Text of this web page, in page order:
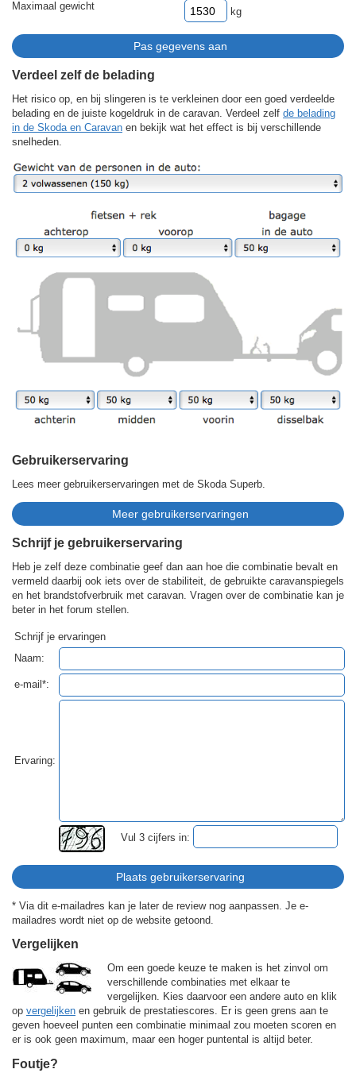
Maximaal gewicht kg
Verdeel zelf de belading
Het risico op, en bij slingeren is te verkleinen door een goed verdeelde
belading en de juiste kogeldruk in de caravan. Verdeel zelf de belading
in de Skoda en Caravan en bekijk wat het effect is bij verschillende
snelheden.
Gebruikerservaring
Lees meer gebruikerservaringen met de Skoda Superb.
Schrijf je gebruikerservaring
Heb je zelf deze combinatie geef dan aan hoe die combinatie bevalt en
vermeld daarbij ook iets over de stabiliteit, de gebruikte caravanspiegels
en het brandstofverbruik met caravan. Vragen over de combinatie kan je
beter in het forum stellen.
Schrijf je ervaringen
Naam:
e-mail*:
Ervaring:
Vul 3 cijfers in:
* Via dit e-mailadres kan je later de review nog aanpassen. Je e-
mailadres wordt niet op de website getoond.
Vergelijken
Om een goede keuze te maken is het zinvol om
verschillende combinaties met elkaar te
vergelijken. Kies daarvoor een andere auto en klik
op vergelijken en gebruik de prestatiescores. Er is geen grens aan te
geven hoeveel punten een combinatie minimaal zou moeten scoren en
er is ook geen maximum, maar een hoger puntental is altijd beter.
Foutje?